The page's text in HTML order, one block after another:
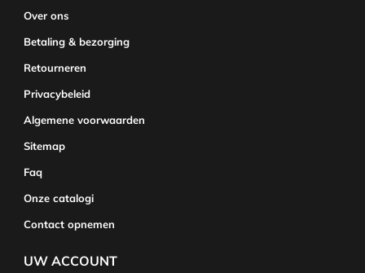
Over ons
Betaling & bezorging
Retourneren
Privacybeleid
Algemene voorwaarden
Sitemap
Faq
Onze catalogi
Contact opnemen
UW ACCOUNT